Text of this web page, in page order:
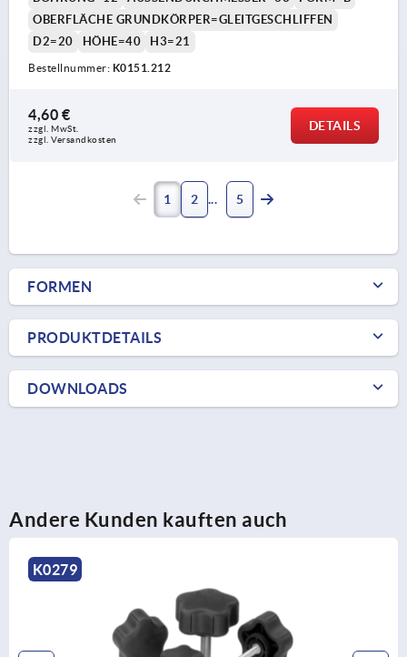
OBERFLÄCHE GRUNDKÖRPER=GLEITGESCHLIFFEN
D2=20
HÖHE=40 H3=21
Bestellnummer: K0151.212
4,60 €
zzgl. MwSt.
zzgl. Versandkosten
DETAILS
1 2 5
FORMEN
PRODUKTDETAILS
DOWNLOADS
Andere Kunden kauften auch